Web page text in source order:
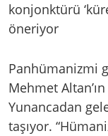
konjonktürü
öneriyor
Panhümanizmi
Mehmet
Yunancadan
taşıyor.